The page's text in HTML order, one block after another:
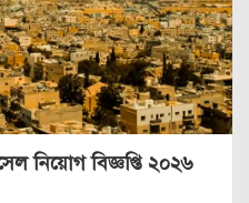
নিয়োগ বিজ্ঞপ্তি ২০২৬